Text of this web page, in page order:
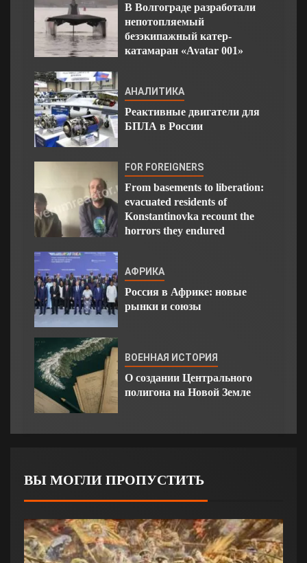
В Волгограде разработали
непотопляемый
безэкипажный катер-
катамаран «Avatar 001»
АНАЛИТИКА
Реактивные двигатели для
БПЛА в России
FOR FOREIGNERS
From basements to liberation:
evacuated residents of
Konstantinovka recount the
horrors they endured
АФРИКА
Россия в Африке: новые
рынки и союзы
ВОЕННАЯ ИСТОРИЯ
О создании Центрального
полигона на Новой Земле
ВЫ МОГЛИ ПРОПУСТИТЬ